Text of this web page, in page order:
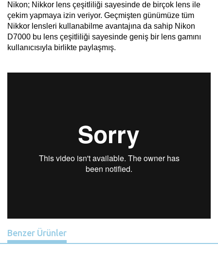
Nikon; Nikkor lens çeşitliliği sayesinde de birçok lens ile
çekim yapmaya izin veriyor. Geçmişten günümüze tüm
Nikkor lensleri kullanabilme avantajına da sahip Nikon
D7000 bu lens çeşitliliği sayesinde geniş bir lens gamını
kullanıcısıyla birlikte paylaşmış.
Benzer Ürünler